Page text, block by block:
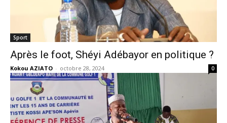
Sport
Après le foot, Shéyi Adébayor en politique ?
Kokou AZIATO - octobre 28, 2024 0